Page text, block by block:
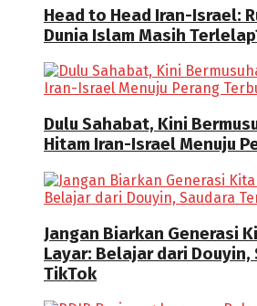
Head to Head Iran-Israel:
Dunia Islam Masih
Dulu Sahabat, Kini
Hitam Iran-Israel Menuju
Jangan Biarkan Generasi
Layar: Belajar dari
TikTok